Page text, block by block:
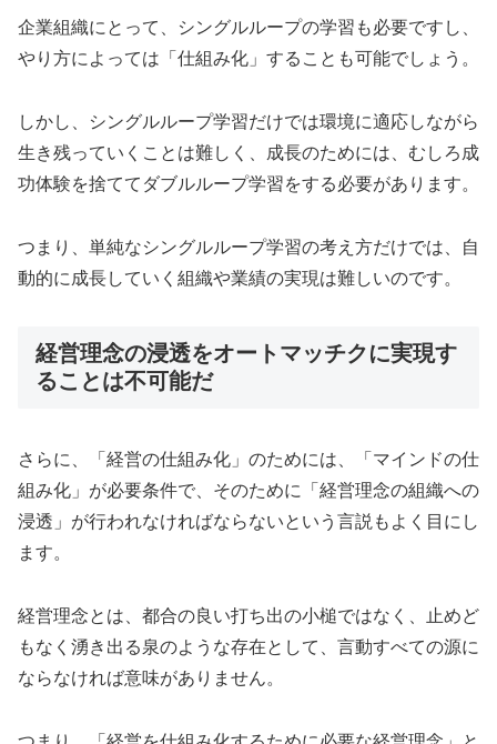
企業組織にとって、シングルループの学習も必要ですし、
やり方によっては「仕組み化」することも可能でしょう。
しかし、シングルループ学習だけでは環境に適応しながら
生き残っていくことは難しく、成長のためには、むしろ成
功体験を捨ててダブルループ学習をする必要があります。
つまり、単純なシングルループ学習の考え方だけでは、自
動的に成長していく組織や業績の実現は難しいのです。
経営理念の浸透をオートマッチクに実現す
ることは不可能だ
さらに、「経営の仕組み化」のためには、「マインドの仕
組み化」が必要条件で、そのために「経営理念の組織への
浸透」が行われなければならないという言説もよく目にし
ます。
経営理念とは、都合の良い打ち出の小槌ではなく、止めど
もなく湧き出る泉のような存在として、言動すべての源に
ならなければ意味がありません。